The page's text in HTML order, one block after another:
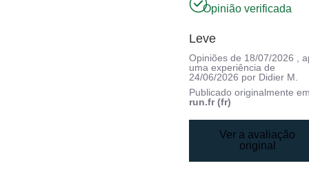
Opinião verificada
Leve
Opiniões de 18/07/2026
,
uma experiência de
24/06/2026 por Didier M.
Publicado originalmente
run.fr (fr)
Ver a avaliação
original